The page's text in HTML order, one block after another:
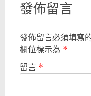
發佈留言
發佈留言必須填寫
欄位標示為 *
留言 *